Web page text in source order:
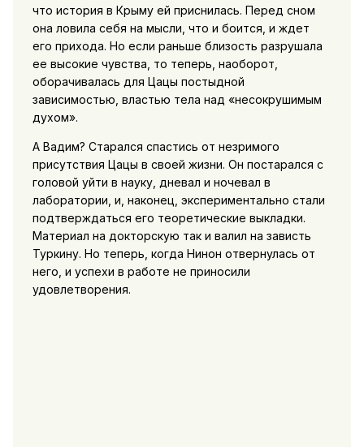
что история в Крыму ей приснилась. Перед сном
она ловила себя на мысли, что и боится, и ждет
его прихода. Но если раньше близость разрушала
ее высокие чувства, то теперь, наоборот,
оборачивалась для Цацы постыдной
зависимостью, властью тела над «несокрушимым
духом».
А Вадим? Старался спастись от незримого
присутствия Цацы в своей жизни. Он постарался с
головой уйти в науку, дневал и ночевал в
лаборатории, и, наконец, экспериментально стали
подтверждаться его теоретические выкладки.
Материал на докторскую так и валил на зависть
Туркину. Но теперь, когда Нинон отвернулась от
него, и успехи в работе не приносили
удовлетворения.